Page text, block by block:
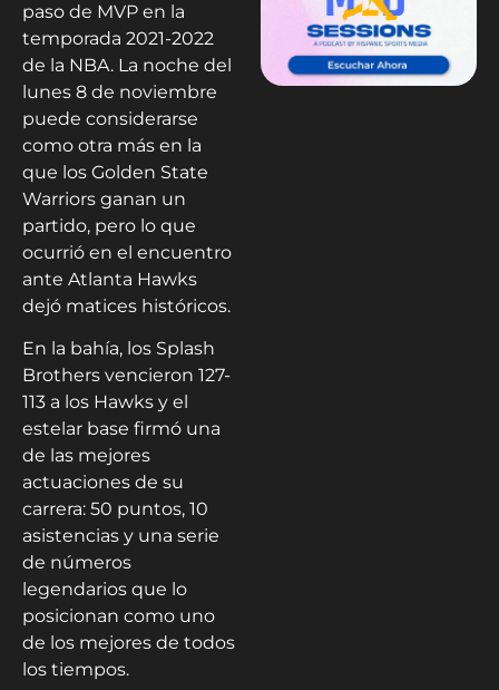
paso de MVP en la
temporada 2021-2022
de la NBA. La noche del
lunes 8 de noviembre
puede considerarse
como otra más en la
que los Golden State
Warriors ganan un
partido, pero lo que
ocurrió en el encuentro
ante Atlanta Hawks
dejó matices históricos.
En la bahía, los Splash
Brothers vencieron 127-
113 a los Hawks y el
estelar base firmó una
de las mejores
actuaciones de su
carrera: 50 puntos, 10
asistencias y una serie
de números
legendarios que lo
posicionan como uno
de los mejores de todos
los tiempos.